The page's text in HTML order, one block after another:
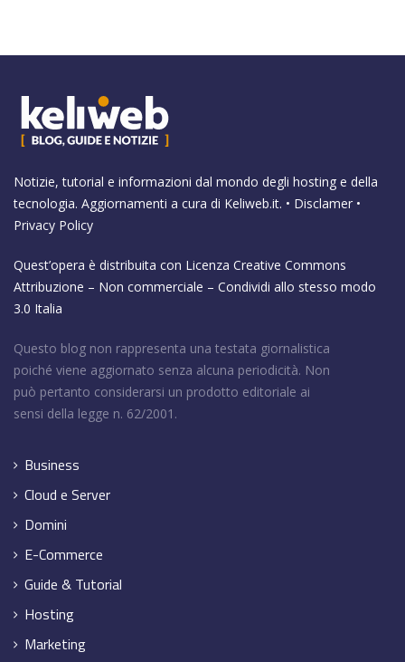
Notizie, tutorial e informazioni dal mondo degli hosting e della
tecnologia. Aggiornamenti a cura di Keliweb.it. • Disclamer •
Privacy Policy
Quest’opera è distribuita con Licenza Creative Commons
Attribuzione – Non commerciale – Condividi allo stesso modo
3.0 Italia
Questo blog non rappresenta una testata giornalistica
poiché viene aggiornato senza alcuna periodicità. Non
può pertanto considerarsi un prodotto editoriale ai
sensi della legge n. 62/2001.
Business
Cloud e Server
Domini
E-Commerce
Guide & Tutorial
Hosting
Marketing